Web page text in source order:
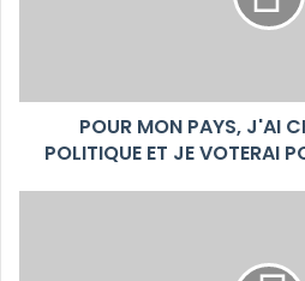
POUR MON PAYS, J'AI
POLITIQUE ET JE VOTERAI